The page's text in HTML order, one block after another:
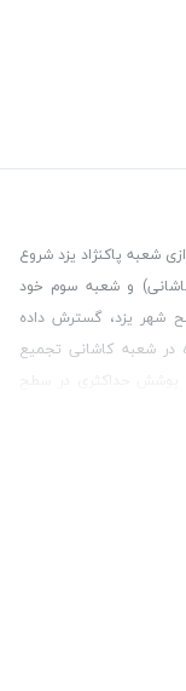
را با راه اندازی شعبه پاکنژاد یزد شروع
و شعبه سوم خود
شهر یزد، گسترش داده
شعبه کاشانی تجمیع
پوشش حداکثری در سطح
پالامی را راه اندازی
یک خرید اینترنتی
می باشد که مشتری
و در زمان مورد نظر خود
تحویل شده ضمانت
حضوری و جذب مشتریان و
این مجموعه می باشد.
است که کالای خریداری
اینترنتی پالامی این